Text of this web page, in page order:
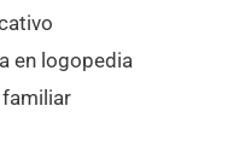
en logopedia
familiar